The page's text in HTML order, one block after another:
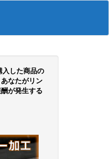
した商品の
なたがリン
が発生する